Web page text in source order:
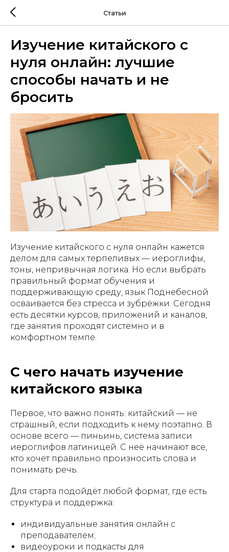
Статьи
Изучение китайского с
нуля онлайн: лучшие
способы начать и не
бросить
Изучение китайского с нуля онлайн кажется
делом для самых терпеливых — иероглифы,
тоны, непривычная логика. Но если выбрать
правильный формат обучения и
поддерживающую среду, язык Поднебесной
осваивается без стресса и зубрёжки. Сегодня
есть десятки курсов, приложений и каналов,
где занятия проходят системно и в
комфортном темпе.
С чего начать изучение
китайского языка
Первое, что важно понять: китайский — не
страшный, если подходить к нему поэтапно. В
основе всего — пиньинь, система записи
иероглифов латиницей. С неё начинают все,
кто хочет правильно произносить слова и
понимать речь.
Для старта подойдёт любой формат, где есть
структура и поддержка:
индивидуальные занятия онлайн с
преподавателем;
видеоуроки и подкасты для